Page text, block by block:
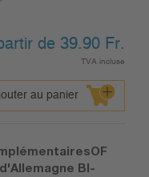
de 39.90 Fr.
TVA incluse
au panier
BI-